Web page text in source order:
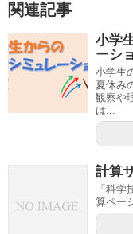
関連記事
小学
ーシ
小学生
夏休み
観察や
は...
計算
「科
算ペー